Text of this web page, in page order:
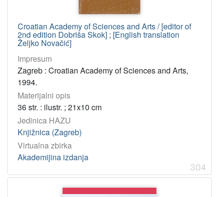
Croatian Academy of Sciences and Arts / [editor of
2nd edition Dobriša Skok] ; [English translation
Željko Novačić]
Impresum
Zagreb : Croatian Academy of Sciences and Arts,
1994.
Materijalni opis
36 str. : ilustr. ; 21x10 cm
Jedinica HAZU
Knjižnica (Zagreb)
Virtualna zbirka
Akademijina izdanja
304